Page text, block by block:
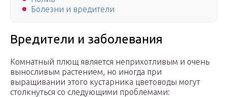
Болезни и вредители
Вредители и заболевания
Комнатный плющ является неприхотливым и очень
выносливым растением, но иногда при
выращивании этого кустарника цветоводы могут
столкнуться со следующими проблемами: